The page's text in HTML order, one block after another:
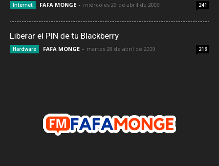
Internet FAFA MONGE - miércoles 29 de abril de 2009 241
Liberar el PIN de tu Blackberry
Hardware FAFA MONGE - martes 28 de abril de 2009 218